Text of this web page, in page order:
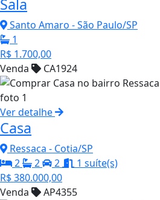
Sala
Santo Amaro - São Paulo/SP
1
R$ 1.700,00
Venda
CA1924
Ver detalhe
Casa
Ressaca - Cotia/SP
2
2 2
1 suíte(s)
R$ 380.000,00
Venda
AP4355